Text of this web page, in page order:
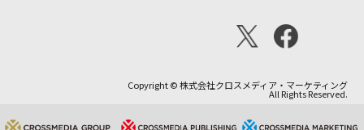
Copyright © 株式会社クロスメディア・マーケティング
All Rights Reserved.